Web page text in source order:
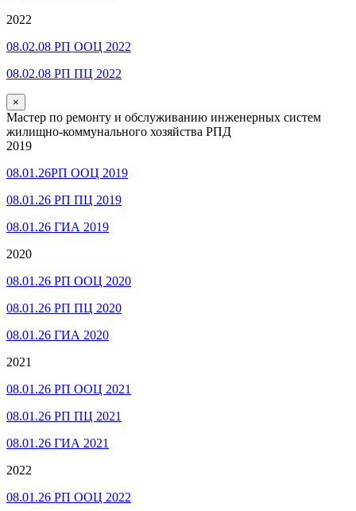
2022
08.02.08 РП ООЦ 2022
08.02.08 РП ПЦ 2022
×
Мастер по ремонту и обслуживанию инженерных систем
жилищно-коммунального хозяйства РПД
2019
08.01.26РП ООЦ 2019
08.01.26 РП ПЦ 2019
08.01.26 ГИА 2019
2020
08.01.26 РП ООЦ 2020
08.01.26 РП ПЦ 2020
08.01.26 ГИА 2020
2021
08.01.26 РП ООЦ 2021
08.01.26 РП ПЦ 2021
08.01.26 ГИА 2021
2022
08.01.26 РП ООЦ 2022